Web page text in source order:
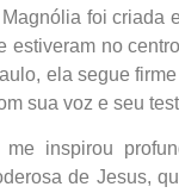
foi criada
estiveram no
ela segue
sua voz e seu
me inspirou
de Jesus,